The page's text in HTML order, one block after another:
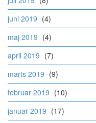
juni 2019 (4)
maj 2019 (4)
april 2019 (7)
marts 2019 (9)
februar 2019 (10)
januar 2019 (17)